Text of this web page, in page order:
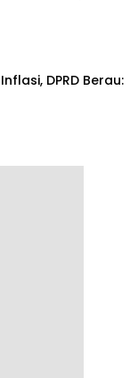
DPRD Berau: